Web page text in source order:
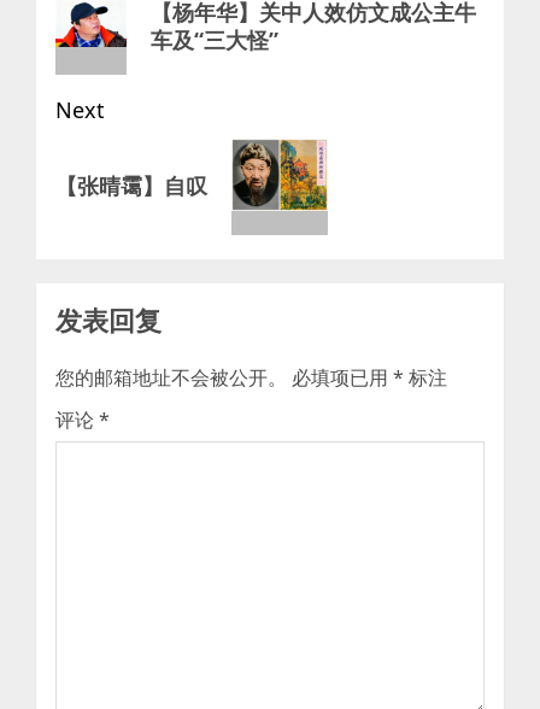
post:
【杨年华】关中人效仿文成公主牛
车及“三大怪”
Next
post:
【张晴霭】自叹
发表回复
您的邮箱地址不会被公开。 必填项已用 * 标注
评论*